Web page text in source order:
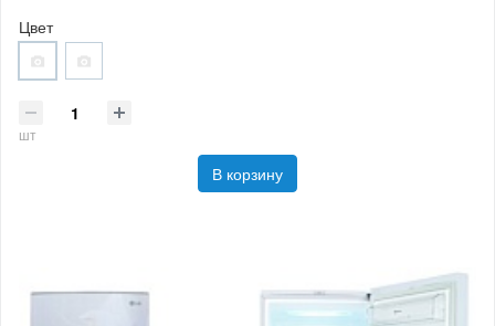
Цвет
шт
В корзину